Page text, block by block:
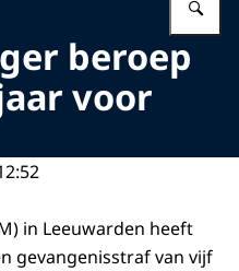
beroep
voor
in Leeuwarden heeft
gevangenisstraf van vijf